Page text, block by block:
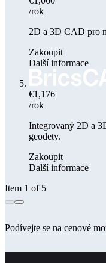
/rok
2D a 3D CAD pro
Zakoupit
Další informace
€1,176
/rok
Integrovaný 2D a
geodety.
Zakoupit
Další informace
Item 1 of 5
Podívejte se na cenové